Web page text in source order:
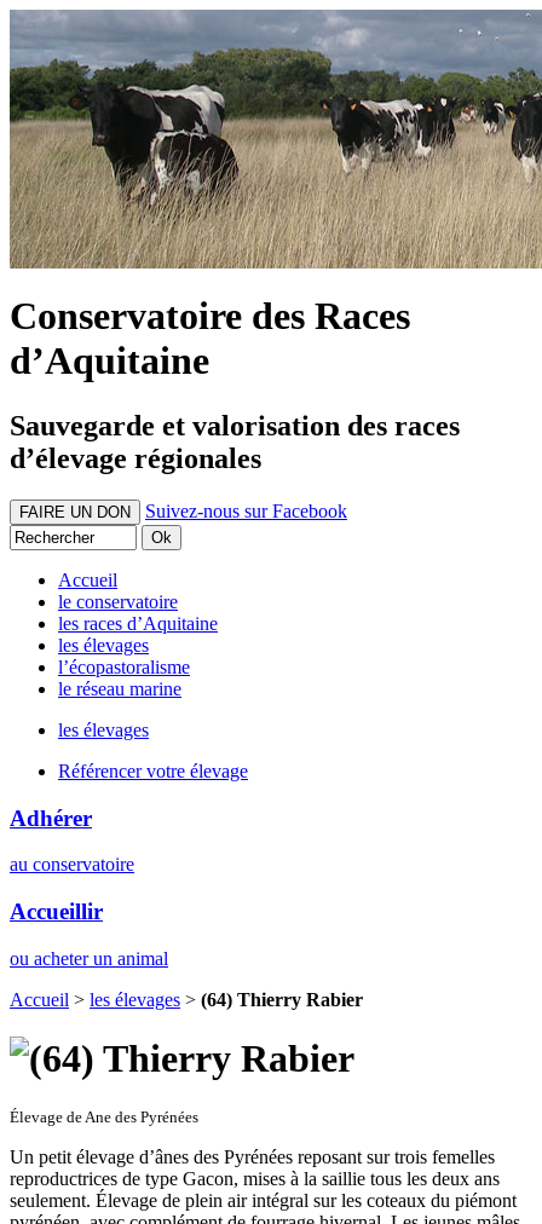
Conservatoire des Races
d’Aquitaine
Sauvegarde et valorisation des races
d’élevage régionales
FAIRE UN DON Suivez-nous sur Facebook
Accueil
le conservatoire
les races d’Aquitaine
les élevages
l’écopastoralisme
le réseau marine
les élevages
Référencer votre élevage
Adhérer
au conservatoire
Accueillir
ou acheter un animal
Accueil > les élevages > (64) Thierry Rabier
Élevage de Ane des Pyrénées
Un petit élevage d’ânes des Pyrénées reposant sur trois femelles
reproductrices de type Gacon, mises à la saillie tous les deux ans
seulement. Élevage de plein air intégral sur les coteaux du piémont